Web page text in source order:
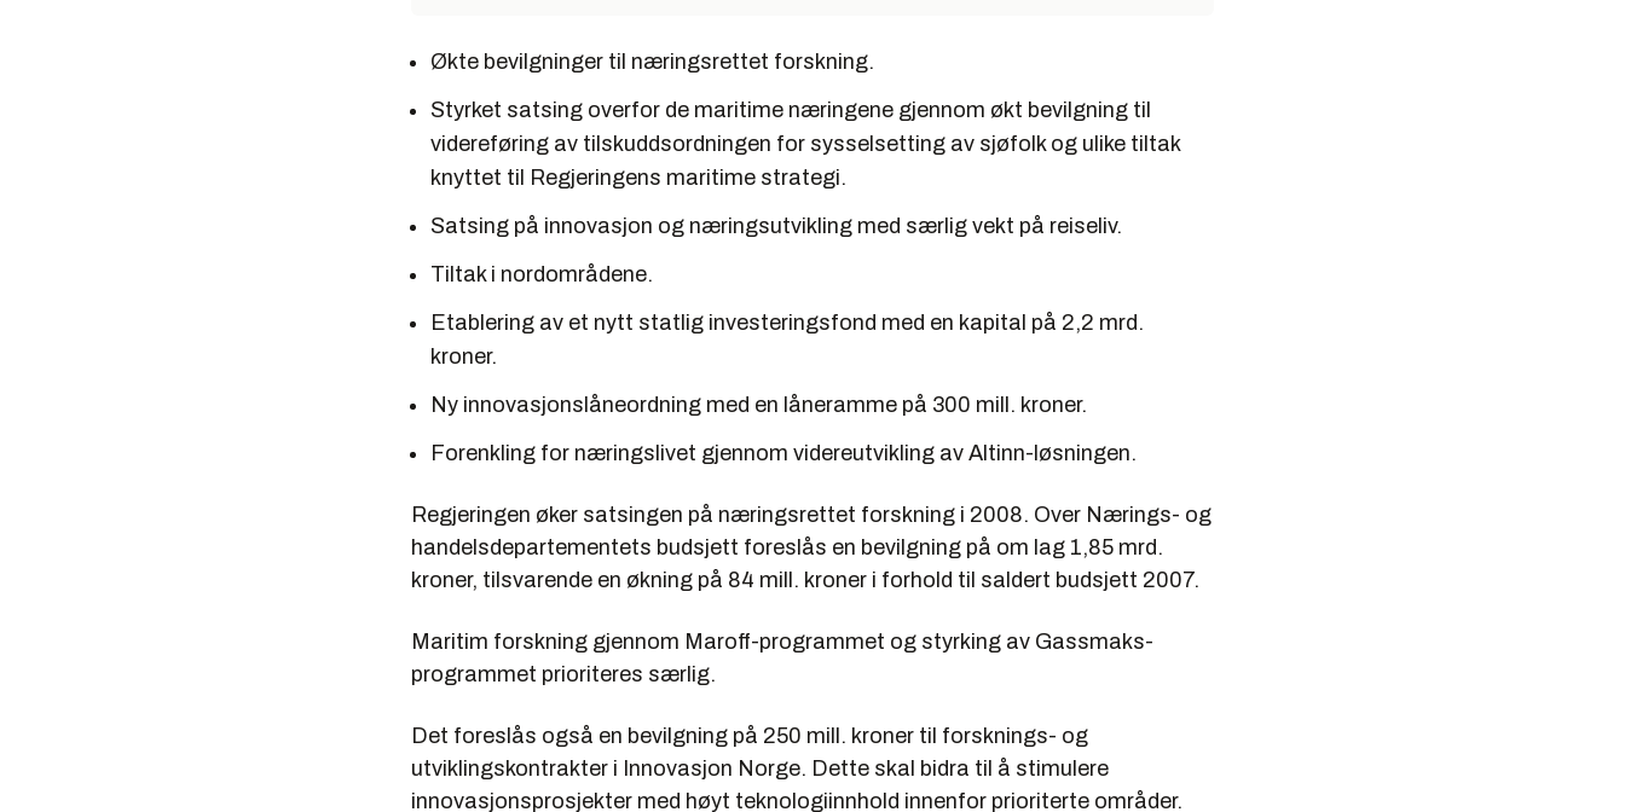
Økte bevilgninger til næringsrettet forskning.
Styrket satsing overfor de maritime næringene gjennom økt bevilgning til
videreføring av tilskuddsordningen for sysselsetting av sjøfolk og ulike tiltak
knyttet til Regjeringens maritime strategi.
Satsing på innovasjon og næringsutvikling med særlig vekt på reiseliv.
Tiltak i nordområdene.
Etablering av et nytt statlig investeringsfond med en kapital på 2,2 mrd.
kroner.
Ny innovasjonslåneordning med en låneramme på 300 mill. kroner.
Forenkling for næringslivet gjennom videreutvikling av Altinn-løsningen.
Regjeringen øker satsingen på næringsrettet forskning i 2008. Over Nærings- og
handelsdepartementets budsjett foreslås en bevilgning på om lag 1,85 mrd.
kroner, tilsvarende en økning på 84 mill. kroner i forhold til saldert budsjett 2007.
Maritim forskning gjennom Maroff-programmet og styrking av Gassmaks-
programmet prioriteres særlig.
Det foreslås også en bevilgning på 250 mill. kroner til forsknings- og
utviklingskontrakter i Innovasjon Norge. Dette skal bidra til å stimulere
innovasjonsprosjekter med høyt teknologiinnhold innenfor prioriterte områder.